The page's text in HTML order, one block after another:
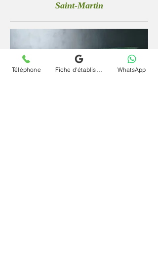
Saint-Martin
Téléphone WhatsApp